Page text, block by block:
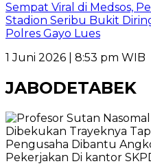
Sempat Viral di Medsos,
Stadion Seribu Bukit
Polres Gayo Lues
1 Juni 2026 | 8:53 pm WIB
JABODETABEK